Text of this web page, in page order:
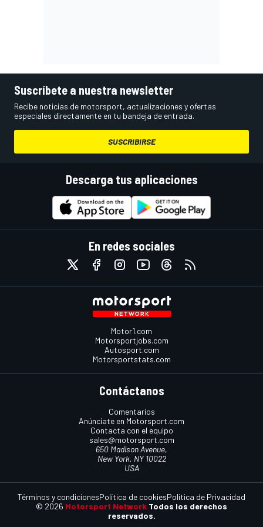
Suscríbete a nuestra newsletter
Recibe noticias de motorsport, actualizaciones y ofertas
especiales directamente en tu bandeja de entrada.
SUSCRIBIRSE
Descarga tus aplicaciones
En redes sociales
Motor1.com
Motorsportjobs.com
Autosport.com
Motorsportstats.com
Contáctanos
Comentarios
Anúnciate en Motorsport.com
Contacta con el equipo
sales@motorsport.com
650 Madison Avenue,
New York, NY 10022
USA
© 2026 Motorsport Network Todos los derechos
reservados.
Términos y condicionesPolítica de cookiesPolítica de Privacidad